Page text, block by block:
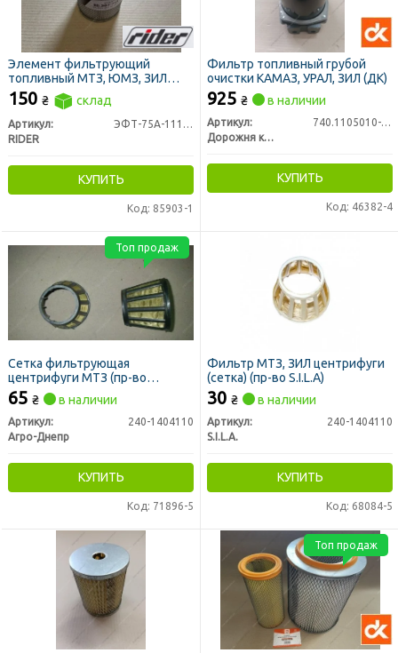
Элемент фильтрующий
топливный МТЗ, ЮМЗ, ЗИЛ
5301 Т-40 тонкой очистки
метал. с р/к (RIDER)
150 ₴ склад
Артикул:
ЭФТ-75А-1117040
RIDER
КУПИТЬ
Код: 85903-1
Фильтр топливный грубой
очистки КАМАЗ, УРАЛ, ЗИЛ (ДК)
925 ₴ в наличии
Артикул:
740.1105010-01
Дорожня карта
КУПИТЬ
Код: 46382-4
Сетка фильтрующая
центрифуги МТЗ (пр-во
Украина)
65 ₴ в наличии
Артикул:
240-1404110
Агро-Днепр
КУПИТЬ
Код: 71896-5
Топ продаж
Фильтр МТЗ, ЗИЛ центрифуги
(сетка) (пр-во S.I.L.A)
30 ₴ в наличии
Артикул:
240-1404110
S.I.L.A.
КУПИТЬ
Код: 68084-5
Топ продаж